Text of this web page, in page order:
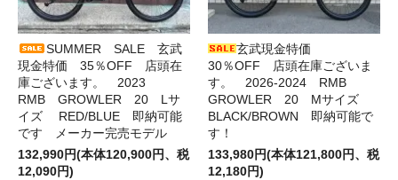
SUMMER SALE 玄武
現金特価 35％OFF 店頭在
庫ございます。 2023
RMB GROWLER 20 Lサ
イズ RED/BLUE 即納可能
です メーカー完売モデル
132,990円(本体120,900円、税
12,090円)
玄武現金特価
30％OFF 店頭在庫ございま
す。 2026-2024 RMB
GROWLER 20 Mサイズ
BLACK/BROWN 即納可能で
す！
133,980円(本体121,800円、税
12,180円)